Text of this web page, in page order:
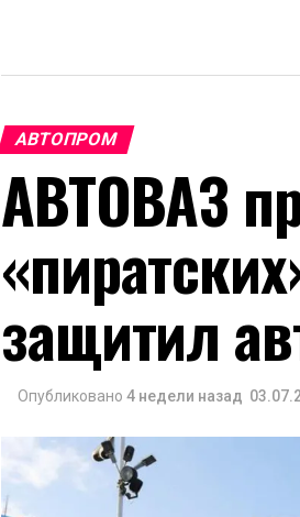
АВТОПРОМ
АВТОВАЗ
защитил
Опубликовано 4 недели назад